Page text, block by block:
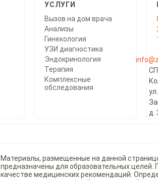
УСЛУГИ
Вызов на дом врача
Анализы
Гинекология
УЗИ диагностика
Эндокринология
Терапия
Комплексные
обследования
ул.
д.
Материалы, размещенные на данной
предназначены для образовательных целей.
качестве медицинских рекомендаций.